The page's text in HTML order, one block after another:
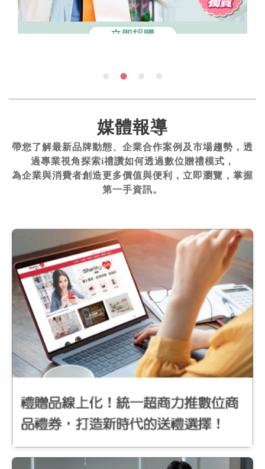
媒體報導
帶您了解最新品牌動態、企業合作案例及市場趨勢，透
過專業視角探索i禮讚如何透過數位贈禮模式，
為企業與消費者創造更多價值與便利，立即瀏覽，掌握
第一手資訊。